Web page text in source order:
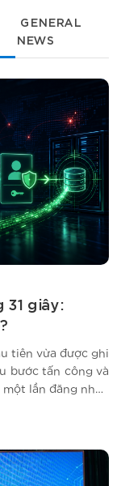
GENERAL
NEWS
31 giây:
tiên vừa được ghi
bước tấn công và
lần đăng nhập